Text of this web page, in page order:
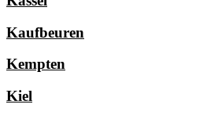
Kaufbeuren
Kempten
Kiel